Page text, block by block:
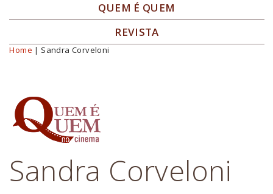
QUEM É QUEM
REVISTA
Você está aqui
Home | Sandra Corveloni
Sandra Corveloni